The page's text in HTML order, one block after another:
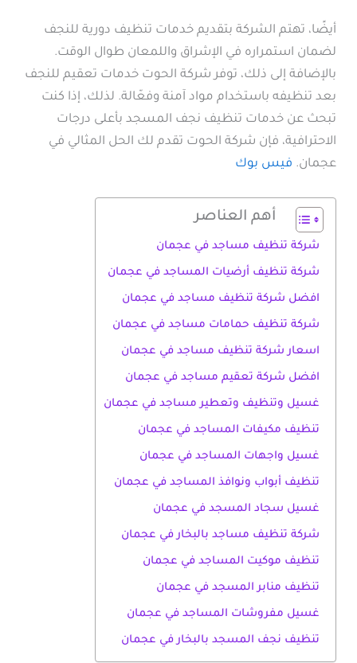
أيضًا، تهتم الشركة بتقديم خدمات تنظيف دورية للنجف
لضمان استمراره في الإشراق واللمعان طوال الوقت.
بالإضافة إلى ذلك، توفر شركة الحوت خدمات تعقيم للنجف
بعد تنظيفه باستخدام مواد آمنة وفعّالة. لذلك، إذا كنت
تبحث عن خدمات تنظيف نجف المسجد بأعلى درجات
الاحترافية، فإن شركة الحوت تقدم لك الحل المثالي في
عجمان. فيس بوك
أهم العناصر
شركة تنظيف مساجد في عجمان
شركة تنظيف أرضيات المساجد في عجمان
افضل شركة تنظيف مساجد في عجمان
شركة تنظيف حمامات مساجد في عجمان
اسعار شركة تنظيف مساجد في عجمان
افضل شركة تعقيم مساجد في عجمان
غسيل وتنظيف وتعطير مساجد في عجمان
تنظيف مكيفات المساجد في عجمان
غسيل واجهات المساجد في عجمان
تنظيف أبواب ونوافذ المساجد في عجمان
غسيل سجاد المسجد في عجمان
شركة تنظيف مساجد بالبخار في عجمان
تنظيف موكيت المساجد في عجمان
تنظيف منابر المسجد في عجمان
غسيل مفروشات المساجد في عجمان
تنظيف نجف المسجد بالبخار في عجمان